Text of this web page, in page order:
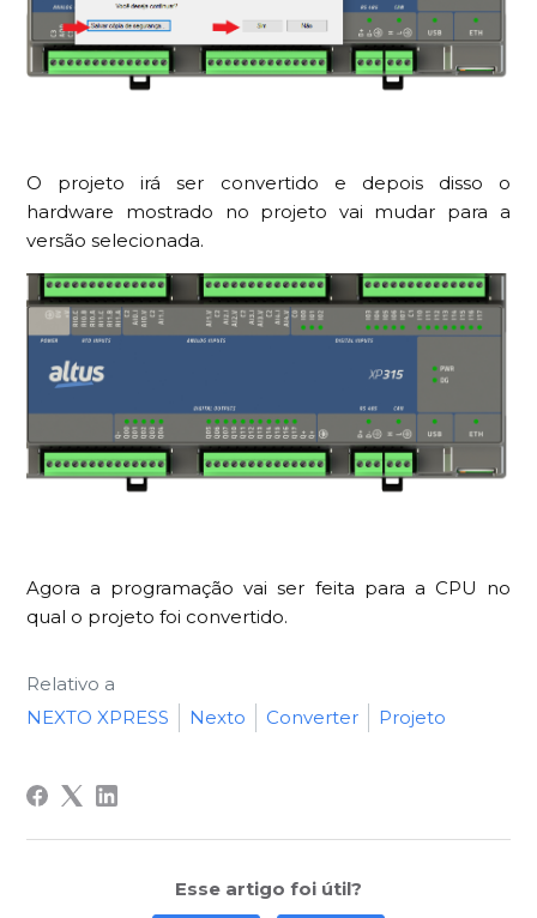
O projeto irá ser convertido e depois disso o
hardware mostrado no projeto vai mudar para a
versão selecionada.
Agora a programação vai ser feita para a CPU no
qual o projeto foi convertido.
Relativo a
NEXTO XPRESS
Nexto Converter Projeto
Esse artigo foi útil?